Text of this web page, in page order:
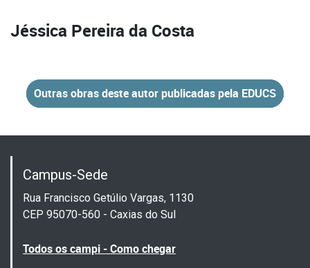
Jéssica Pereira da Costa
Outras obras deste autor publicadas pela EDUCS
Campus-Sede
Rua Francisco Getúlio Vargas, 1130
CEP 95070-560 - Caxias do Sul
Todos os campi - Como chegar